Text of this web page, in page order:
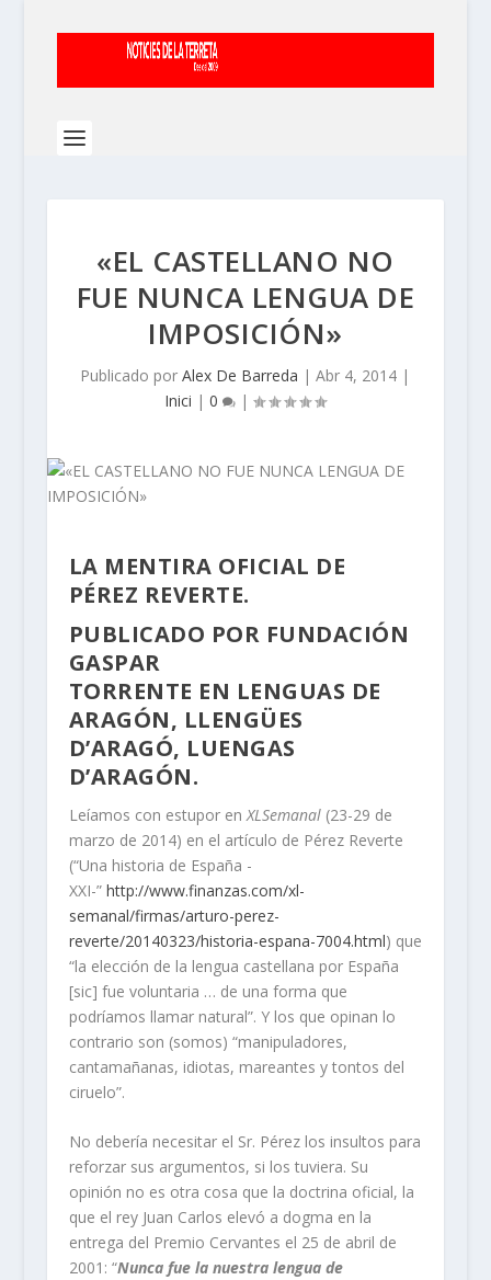
«EL CASTELLANO NO
FUE NUNCA LENGUA DE
IMPOSICIÓN»
Publicado porAlex De Barreda |Abr 4, 2014 |
Inici |0 |
LA MENTIRA OFICIAL DE
PÉREZ REVERTE.
PUBLICADO POR FUNDACIÓN
GASPAR
TORRENTE EN LENGUAS DE
ARAGÓN, LLENGÜES
D’ARAGÓ, LUENGAS
D’ARAGÓN.
Leíamos con estupor enXLSemanal(23-29 de
marzo de 2014) en el artículo de Pérez Reverte
(“Una historia de España -
XXI-” http://www.finanzas.com/xl-
semanal/firmas/arturo-perez-
reverte/20140323/historia-espana-7004.html) que
“la elección de la lengua castellana por España
[sic] fue voluntaria … de una forma que
podríamos llamar natural”. Y los que opinan lo
contrario son (somos) “manipuladores,
cantamañanas, idiotas, mareantes y tontos del
ciruelo”.
No debería necesitar el Sr. Pérez los insultos para
reforzar sus argumentos, si los tuviera. Su
opinión no es otra cosa que la doctrina oficial, la
que el rey Juan Carlos elevó a dogma en la
entrega del Premio Cervantes el 25 de abril de
2001: “Nunca fue la nuestra lengua de